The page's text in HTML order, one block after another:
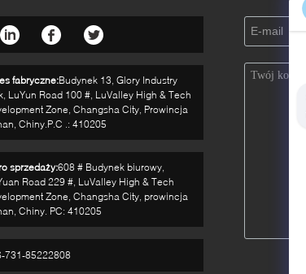
fabryczne:Budynek 13, Glory Industry
LuYun Road 100 #, LuValley High & Tech
Zone, Changsha City, Prowincja
Chiny.P.C .: 410205
sprzedaży:608 # Budynek biurowy,
Road 229 #, LuValley High & Tech
Zone, Changsha City, prowincja
Chiny. PC: 410205
731-85222808